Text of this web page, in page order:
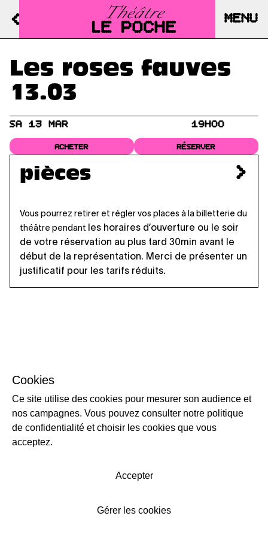
Cookies
Ce site utilise des cookies pour mesurer son audience et
nos campagnes. Vous pouvez consulter notre politique
de confidentialité et choisir les cookies que vous
acceptez.
Accepter
Gérer les cookies
MENU
Les roses fauves
13.03
pièces
Vous pourrez retirer et régler vos places à la billetterie du
théâtre pendant les horaires d’ouverture ou le soir
de votre réservation au plus tard 30min avant le
début de la représentation. Merci de présenter un
justificatif pour les tarifs réduits.
SA 13 MAR 19H00
ACHETER RÉSERVER